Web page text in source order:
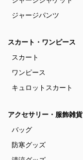
ジャージパンツ
スカート・ワンピース
スカート
ワンピース
キュロットスカート
アクセサリー・服飾雑貨
バッグ
防寒グッズ